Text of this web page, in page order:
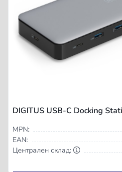
DIGITUS USB-C Docking
MPN:
EAN:
Централен склад: